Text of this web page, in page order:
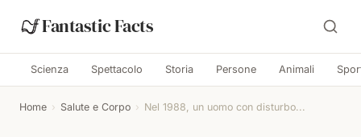
Fantastic Facts
Scienza Spettacolo Storia Persone Animali
Home › Salute e Corpo › Nel 1988, un uomo con disturbo...